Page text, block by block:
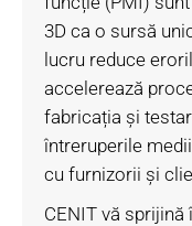
3D ca o sursă
lucru reduce
accelerează
fabricația și
întreruperile
cu furnizorii și
CENIT vă